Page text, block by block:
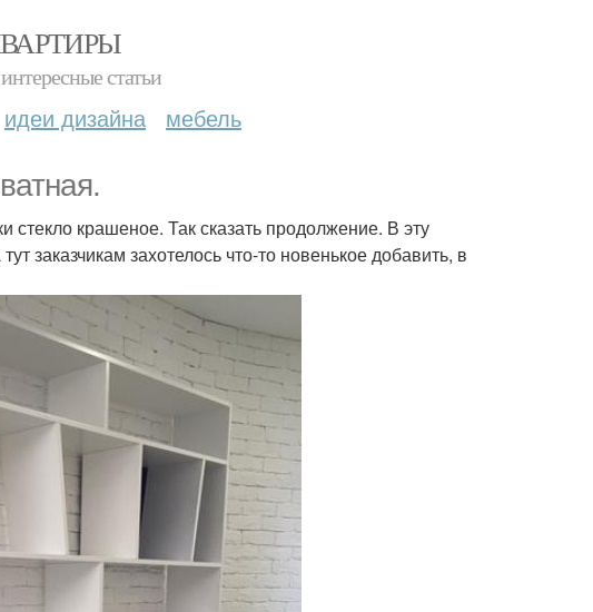
статьи
идеи дизайна мебель
крашеное. Так сказать продолжение. В эту
заказчикам захотелось что-то новенькое добавить, в